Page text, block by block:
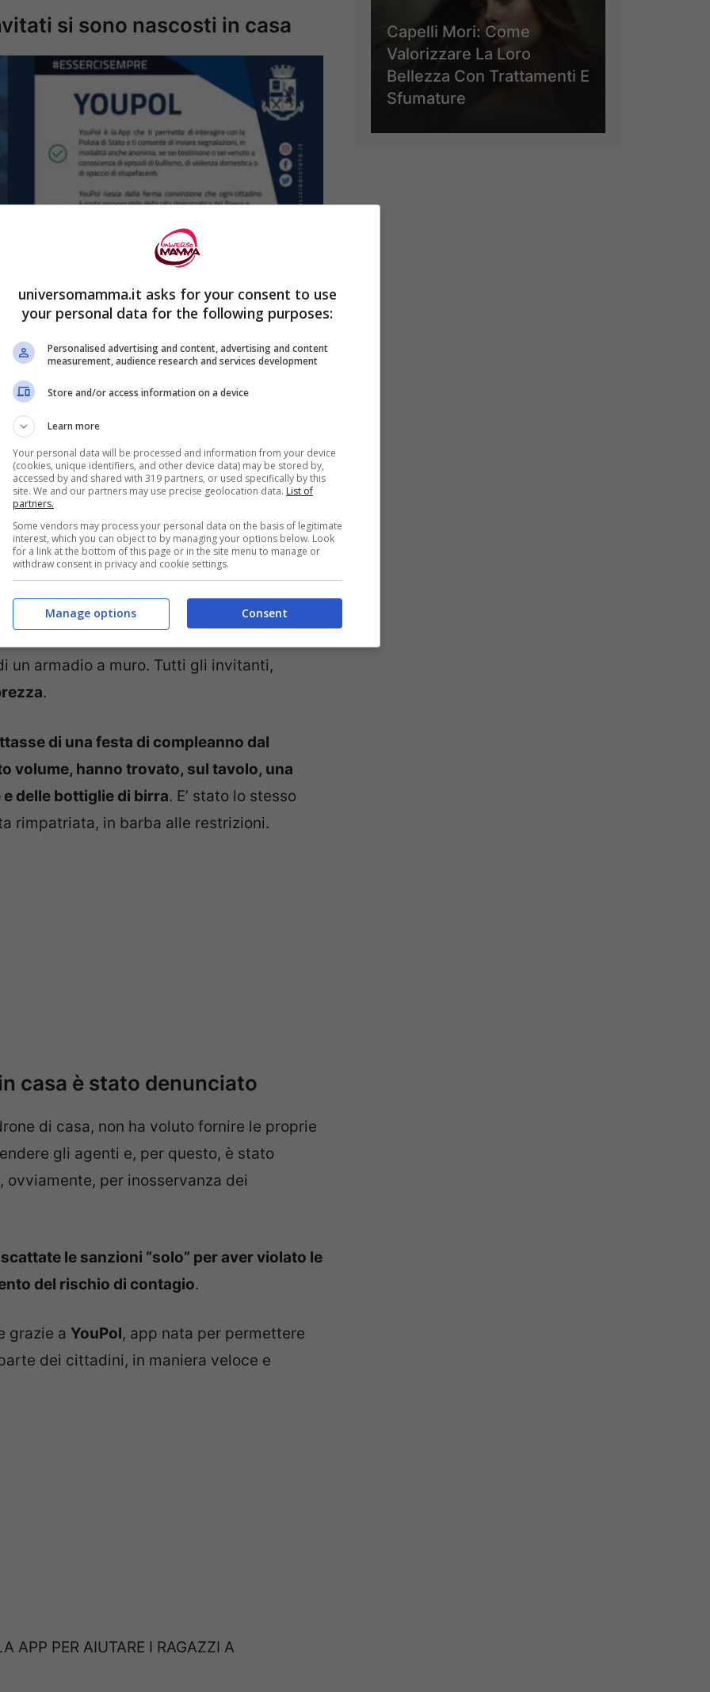
si sono nascosti in casa
quando sono giunti presso
e la musica ad alto volume.Una volta
suonato il campanello più e più
volume della musica, infatti, era così
minuti, si sono accorti delle auto
di sotto.
7 persone all’interno dell’appartamento
parti della casa: chi nel box doccia, chi
un armadio a muro. Tutti gli invitanti,
.
di una festa di compleanno dal
volume, hanno trovato, sul tavolo, una
delle bottiglie di birra. E’ stato lo stesso
rimpatriata, in barba alle restrizioni.
casa è stato denunciato
di casa, non ha voluto fornire le proprie
gli agenti e, per questo, è stato
per inosservanza dei
le sanzioni “solo” per aver violato le
del rischio di contagio.
grazie a YouPol, app nata per permettere
dei cittadini, in maniera veloce e
APP PER AIUTARE I RAGAZZI A
Capelli Mori: Come
Valorizzare La Loro
Bellezza Con Trattamenti E
Sfumature
universomamma.it asks for your consent to use
your personal data for the following purposes:
Personalised advertising and content, advertising and content
measurement, audience research and services development
Store and/or access information on a device
Learn more
Your personal data will be processed and information from your device
(cookies, unique identifiers, and other device data) may be stored by,
accessed by and shared with 319 partners, or used specifically by this
site. We and our partners may use precise geolocation data. List of
partners.
Some vendors may process your personal data on the basis of legitimate
interest, which you can object to by managing your options below. Look
for a link at the bottom of this page or in the site menu to manage or
withdraw consent in privacy and cookie settings.
Consent
Manage options